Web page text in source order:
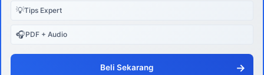
💡Tips Expert
🎧PDF + Audio
Beli Sekarang →